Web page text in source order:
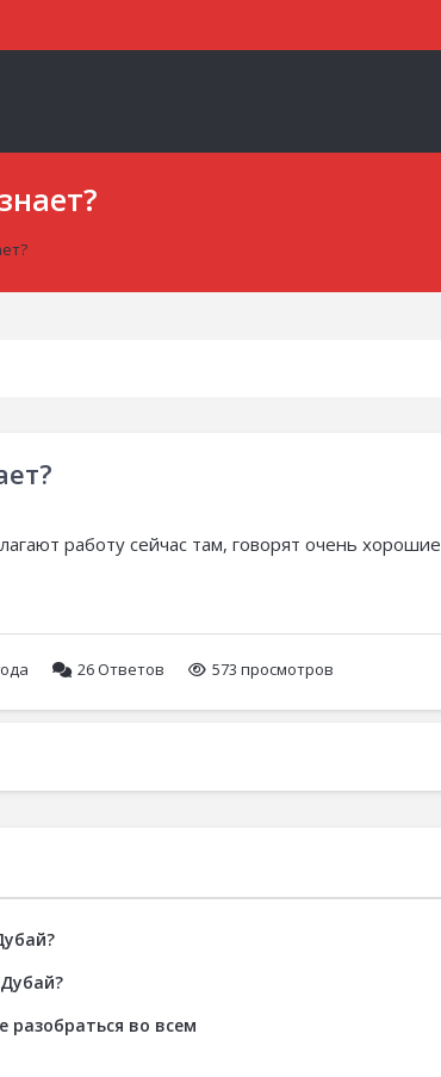
работу сейчас там, говорят очень
26Ответов 573 просмотров
разобраться во всем